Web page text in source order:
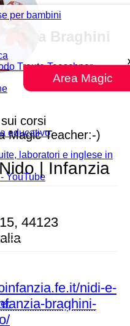
Traute Taeschner
educativo
laboratori e inglese in
YouTube
Area Magic
Braghini
corsi
Magic Teacher:-)
Nido | Infanzia
44123
nidi-e-
braghini-